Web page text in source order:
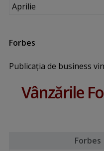
Aprilie
Forbes
Publicaţia de business
Vânzările
Forbes